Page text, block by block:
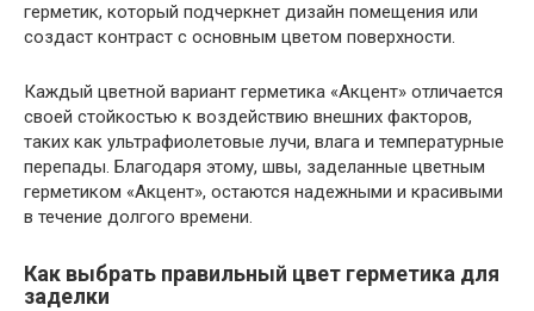
герметик, который подчеркнет дизайн помещения или
создаст контраст с основным цветом поверхности.
Каждый цветной вариант герметика «Акцент» отличается
своей стойкостью к воздействию внешних факторов,
таких как ультрафиолетовые лучи, влага и температурные
перепады. Благодаря этому, швы, заделанные цветным
герметиком «Акцент», остаются надежными и красивыми
в течение долгого времени.
Как выбрать правильный цвет герметика для
заделки